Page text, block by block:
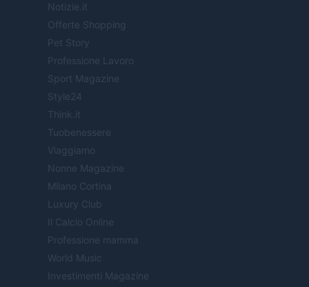
Notizie.it
Offerte Shopping
Pet Story
Professione Lavoro
Sport Magazine
Style24
Think.it
Tuobenessere
Viaggiamo
Nonne Magazine
Milano Cortina
Luxury Club
Il Calcio Online
Professione mamma
World Music
Investimenti Magazine